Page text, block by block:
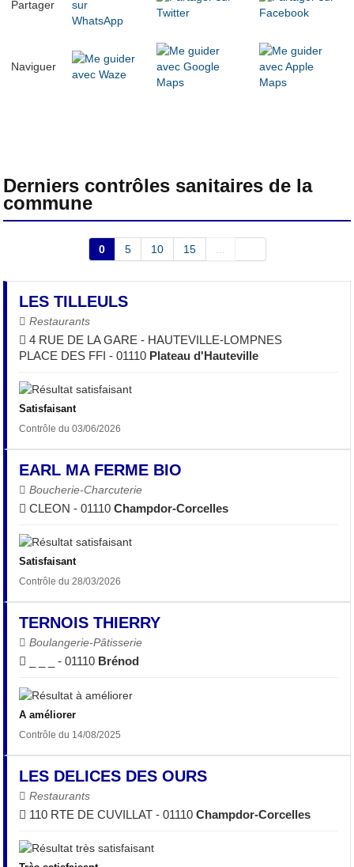
Partager
Naviguer
Derniers contrôles sanitaires de la
commune
0 5 10 15
LES TILLEULS
Restaurants
4 RUE DE LA GARE - HAUTEVILLE-LOMPNES
PLACE DES FFI - 01110 Plateau d'Hauteville
Satisfaisant
Contrôle du 03/06/2026
EARL MA FERME BIO
Boucherie-Charcuterie
CLEON - 01110Champdor-Corcelles
Satisfaisant
Contrôle du 28/03/2026
TERNOIS THIERRY
Boulangerie-Pâtisserie
_ _ _ - 01110 Brénod
A améliorer
Contrôle du 14/08/2025
LES DELICES DES OURS
Restaurants
110 RTE DE CUVILLAT - 01110Champdor-Corcelles